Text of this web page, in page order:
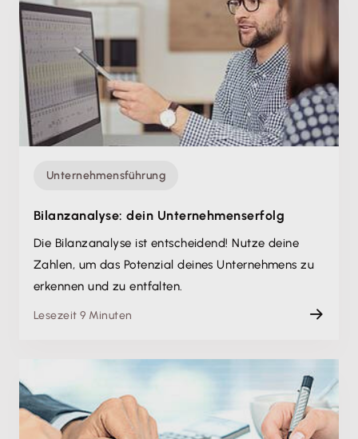
Unternehmensführung
Bilanzanalyse: dein Unternehmenserfolg
Die Bilanzanalyse ist entscheidend! Nutze deine
Zahlen, um das Potenzial deines Unternehmens zu
erkennen und zu entfalten.
Lesezeit 9 Minuten